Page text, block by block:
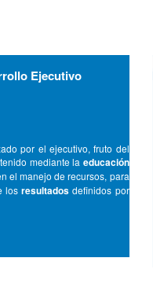
Ejecutivo
por el ejecutivo, fruto del
mediante la educación
el manejo de recursos, para
losresultados definidos por